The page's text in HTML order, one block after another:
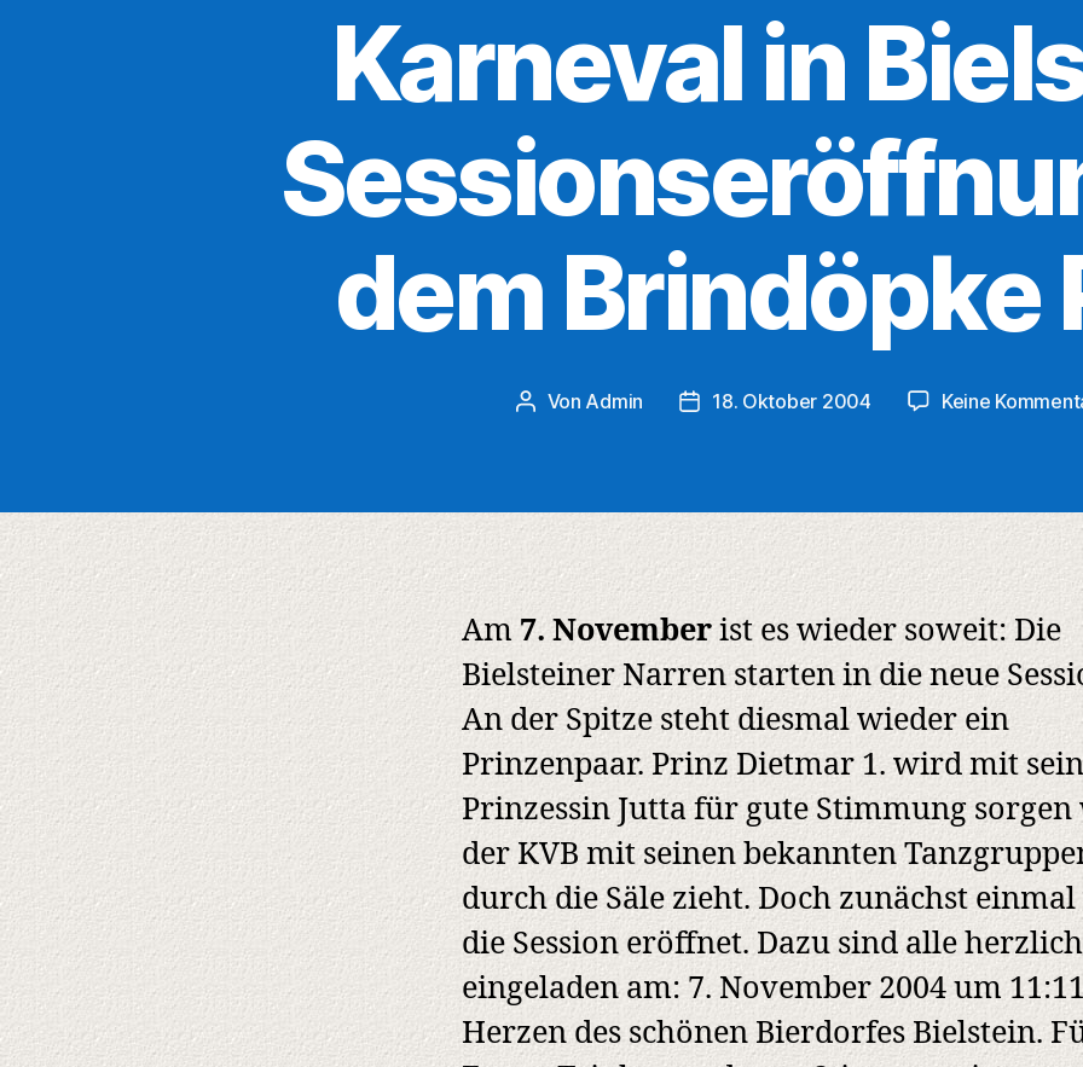
Karneval in
dem Brindöpke
Beitragsautor
Von Admin Veröffentlichungsdatum
18. Oktober 2004 Keine
Am 7. Novemberist es wieder soweit: Die
Bielsteiner Narren starten in die neue
An der Spitze steht diesmal wieder ein
Prinzenpaar. Prinz Dietmar 1. wird mit
Prinzessin Jutta für gute Stimmung sorgen
der KVB mit seinen bekannten
durch die Säle zieht. Doch zunächst
die Session eröffnet. Dazu sind alle
eingeladen am: 7. November 2004 um
Herzen des schönen Bierdorfes Bielstein.